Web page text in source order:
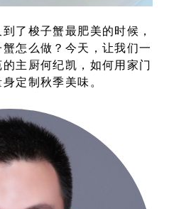
了梭子蟹最肥美的时候，
怎么做？今天，让我们一
主厨何纪凯，如何用家门
定制秋季美味。